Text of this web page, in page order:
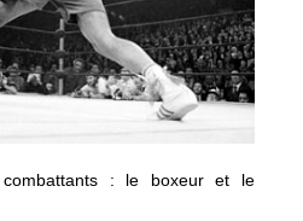
: le boxeur et le